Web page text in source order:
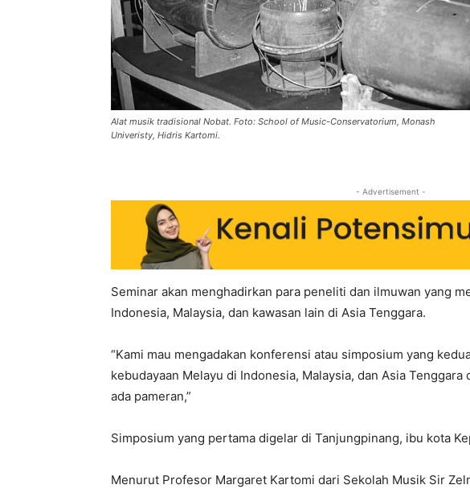
Alat musik tradisional Nobat. Foto: School of Music-Conservatorium, Monash
Univeristy, Hidris Kartomi.
- Advertisement -
Seminar akan menghadirkan para peneliti dan ilmuwan yang
Indonesia, Malaysia, dan kawasan lain di Asia Tenggara.
“Kami mau mengadakan konferensi atau simposium yang
kebudayaan Melayu di Indonesia, Malaysia, dan Asia
ada pameran,”
Simposium yang pertama digelar di Tanjungpinang, ibu kota
Menurut Profesor Margaret Kartomi dari Sekolah Musik Sir